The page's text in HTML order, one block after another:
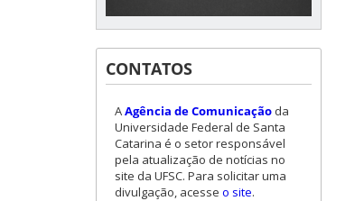
CONTATOS
AAgência de Comunicação da
Universidade Federal de Santa
Catarina é o setor responsável
pela atualização de notícias no
site da UFSC. Para solicitar uma
divulgação, acesse o site.